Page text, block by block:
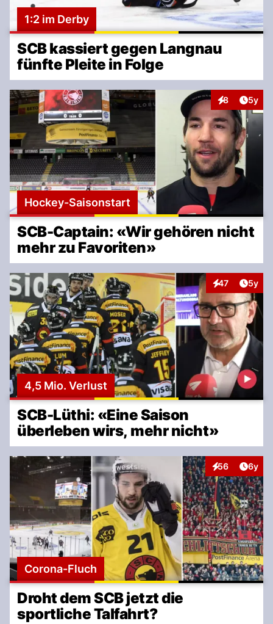
1:2 im Derby
SCB kassiert gegen Langnau
fünfte Pleite in Folge
8
Interaktionen
5y
Hockey-Saisonstart
SCB-Captain: «Wir gehören nicht
mehr zu Favoriten»
47
Interaktionen
5y
4,5 Mio. Verlust
SCB-Lüthi: «Eine Saison
überleben wirs, mehr nicht»
56
Interaktionen
6y
Corona-Fluch
Droht dem SCB jetzt die
sportliche Talfahrt?